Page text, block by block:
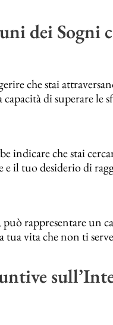
dei Sogni
che stai
di superare le
indicare che stai
e il tuo desiderio di
rappresentare un
tua vita che non ti